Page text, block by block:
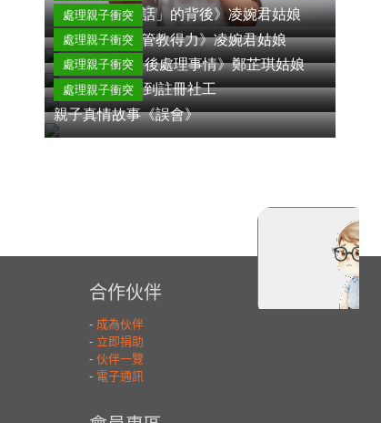
《孩子「不聽話」的背後》凌婉君姑娘
處理親子衝突
《減輕壓力，管教得力》凌婉君姑娘
處理親子衝突
《先處理心情 後處理事情》鄭芷琪姑娘
處理親子衝突
從Band 3學生到註冊社工
處理親子衝突
親子真情故事《誤會》